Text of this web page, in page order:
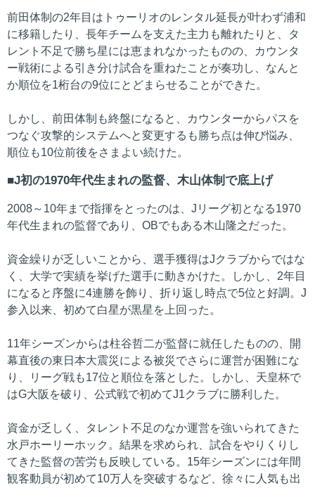
前田体制の2年目はトゥーリオのレンタル延長が叶わず浦和
に移籍したり、長年チームを支えた主力も離れたりと、タ
レント不足で勝ち星には恵まれなかったものの、カウンタ
ー戦術による引き分け試合を重ねたことが奏功し、なんと
か順位を1桁台の9位にとどまらせることができた。
しかし、前田体制も終盤になると、カウンターからパスを
つなぐ攻撃的システムへと変更するも勝ち点は伸び悩み、
順位も10位前後をさまよい続けた。
J初の1970年代生まれの監督、木山体制で底上げ
2008～10年まで指揮をとったのは、Jリーグ初となる1970
年代生まれの監督であり、OBでもある木山隆之だった。
資金繰りが乏しいことから、選手獲得はJクラブからではな
く、大学で実績を挙げた選手に動きかけた。しかし、2年目
になると序盤に4連勝を飾り、折り返し時点で5位と好調。J
参入以来、初めて白星が黒星を上回った。
11年シーズンからは柱谷哲二が監督に就任したものの、開
幕直後の東日本大震災による被災でさらに運営が困難にな
り、リーグ戦も17位と順位を落とした。しかし、天皇杯で
はG大阪を破り、公式戦で初めてJ1クラブに勝利した。
資金が乏しく、タレント不足のなか運営を強いられてきた
水戸ホーリーホック。結果を求められ、試合をやりくりし
てきた監督の苦労も反映している。15年シーズンには年間
観客動員が初めて10万人を突破するなど、徐々に人気も出